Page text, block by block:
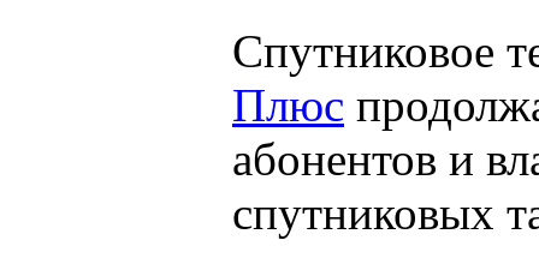
Спутниковое
Плюс
абонентов и
спутниковых